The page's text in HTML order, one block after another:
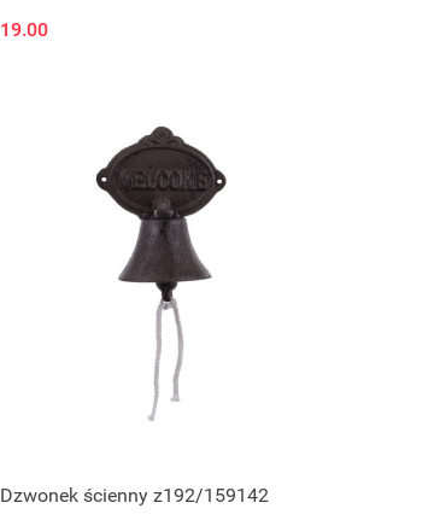
19.00
Dzwonek ścienny z192/159142